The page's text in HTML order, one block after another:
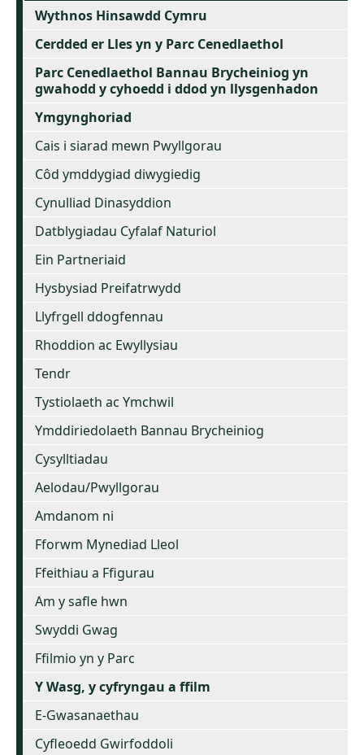
Wythnos Hinsawdd Cymru
Cerdded er Lles yn y Parc Cenedlaethol
Parc Cenedlaethol Bannau Brycheiniog yn
gwahodd y cyhoedd i ddod yn llysgenhadon
Ymgynghoriad
Cais i siarad mewn Pwyllgorau
Côd ymddygiad diwygiedig
Cynulliad Dinasyddion
Datblygiadau Cyfalaf Naturiol
Ein Partneriaid
Hysbysiad Preifatrwydd
Llyfrgell ddogfennau
Rhoddion ac Ewyllysiau
Tendr
Tystiolaeth ac Ymchwil
Ymddiriedolaeth Bannau Brycheiniog
Cysylltiadau
Aelodau/Pwyllgorau
Amdanom ni
Fforwm Mynediad Lleol
Ffeithiau a Ffigurau
Am y safle hwn
Swyddi Gwag
Ffilmio yn y Parc
Y Wasg, y cyfryngau a ffilm
E-Gwasanaethau
Cyfleoedd Gwirfoddoli